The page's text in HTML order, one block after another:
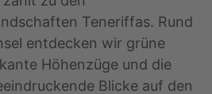
Teneriffas. Rund
entdecken wir grüne
Höhenzüge und die
Blicke auf den